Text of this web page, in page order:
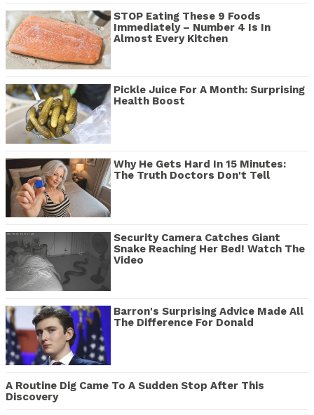
STOP Eating These 9 Foods
Immediately – Number 4 Is In
Almost Every Kitchen
Pickle Juice For A Month: Surprising
Health Boost
Why He Gets Hard In 15 Minutes:
The Truth Doctors Don't Tell
Security Camera Catches Giant
Snake Reaching Her Bed! Watch The
Video
Barron's Surprising Advice Made All
The Difference For Donald
A Routine Dig Came To A Sudden Stop After This
Discovery